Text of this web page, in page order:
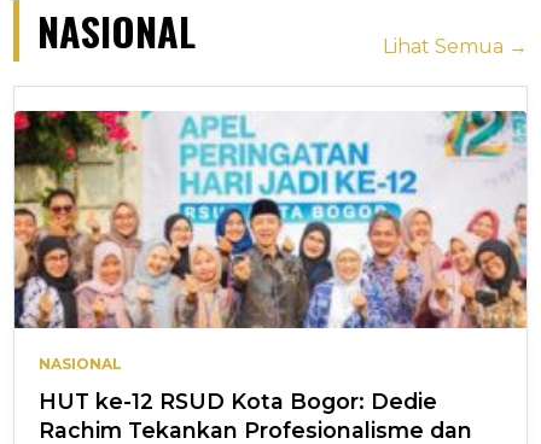
NASIONAL Lihat Semua →
NASIONAL
HUT ke-12 RSUD Kota Bogor: Dedie
Rachim Tekankan Profesionalisme dan